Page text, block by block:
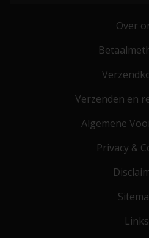
Over
Verzenden en
Algemene
Privacy &
Links